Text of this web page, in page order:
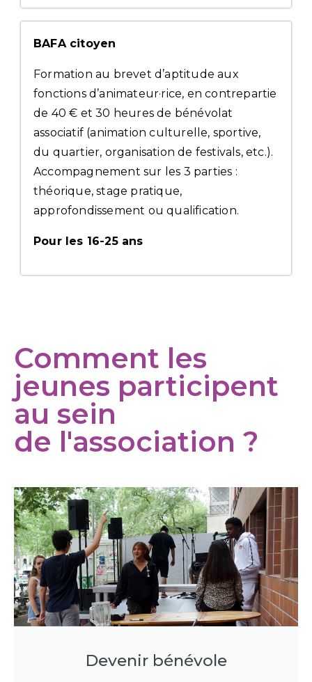
BAFA citoyen
Formation au brevet d’aptitude aux
fonctions d’animateur·rice, en contrepartie
de 40 € et 30 heures de bénévolat
associatif (animation culturelle, sportive,
du quartier, organisation de festivals, etc.).
Accompagnement sur les 3 parties :
théorique, stage pratique,
approfondissement ou qualification.
Pour les 16-25 ans
Comment les
jeunes participent
au sein
de l'association ?
Devenir bénévole